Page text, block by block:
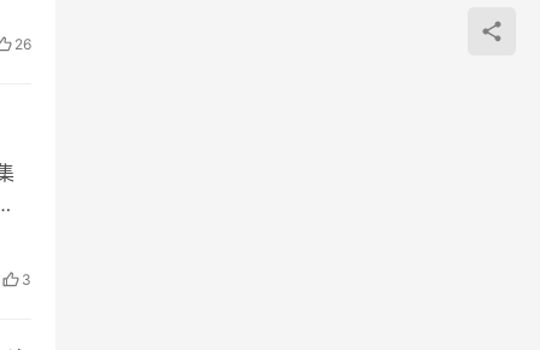
26
3